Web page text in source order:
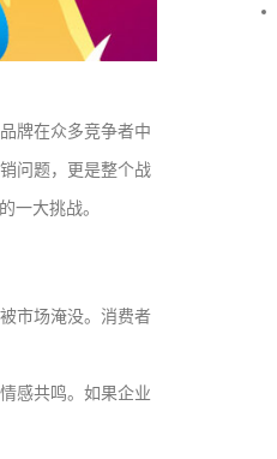
牌在众多竞争者中
问题，更是整个战
一大挑战。
市场淹没。消费者
感共鸣。如果企业